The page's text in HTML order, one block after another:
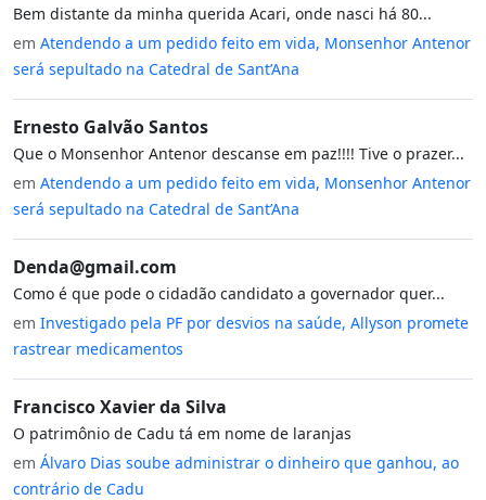
Bem distante da minha querida Acari, onde nasci há 80...
em Atendendo a um pedido feito em vida, Monsenhor Antenor
será sepultado na Catedral de Sant’Ana
Ernesto Galvão Santos
Que o Monsenhor Antenor descanse em paz!!!! Tive o prazer...
em Atendendo a um pedido feito em vida, Monsenhor Antenor
será sepultado na Catedral de Sant’Ana
Denda@gmail.com
Como é que pode o cidadão candidato a governador quer...
em Investigado pela PF por desvios na saúde, Allyson promete
rastrear medicamentos
Francisco Xavier da Silva
O patrimônio de Cadu tá em nome de laranjas
em Álvaro Dias soube administrar o dinheiro que ganhou, ao
contrário de Cadu